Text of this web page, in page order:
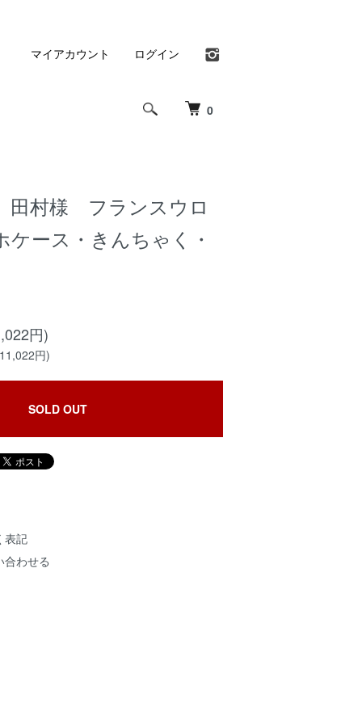
0
マイアカウント ログイン
村様 フランスウロ
ース・きんちゃく・
円)
円)
SOLD OUT
表記
合わせる